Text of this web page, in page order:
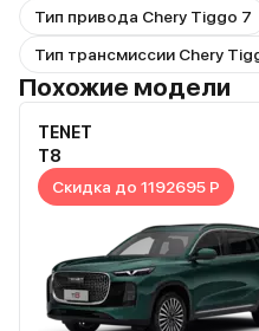
Тип привода Chery Tiggo 7
Тип трансмиссии Chery
Похожие модели
TENET
T8
Скидка до 1192695 Р